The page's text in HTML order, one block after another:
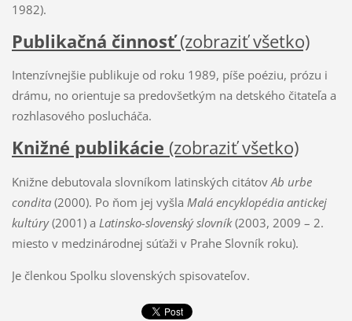
1982).
Publikačná činnosť(zobraziť všetko)
Intenzívnejšie publikuje od roku 1989, píše poéziu, prózu i
drámu, no orientuje sa predovšetkým na detského čitateľa a
rozhlasového poslucháča.
Knižné publikácie (zobraziť všetko)
Knižne debutovala slovníkom latinských citátovAb urbe
condita(2000). Po ňom jej vyšla Malá encyklopédia antickej
kultúry(2001) a Latinsko-slovenský slovník(2003, 2009 – 2.
miesto v medzinárodnej súťaži v Prahe Slovník roku).
Je členkou Spolku slovenských spisovateľov.